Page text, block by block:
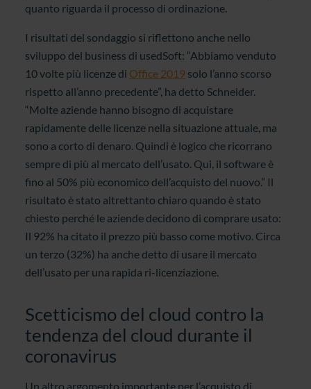
quanto riguarda il processo di ordinazione.
I risultati del sondaggio si riflettono anche nello
sviluppo del business di usedSoft: “Abbiamo venduto
10 volte più licenze di Office 2019 solo l’anno scorso
rispetto all’anno precedente”, ha detto Schneider.
“Molte aziende hanno bisogno di acquistare
rapidamente delle licenze nella situazione attuale, ma
sono a corto di denaro. Quindi è logico che ricorrano
sempre di più al mercato dell’usato. Qui, il software è
fino al 50% più economico dell’acquisto del nuovo.” Il
risultato è stato altrettanto chiaro quando è stato
chiesto perché le aziende decidono di comprare usato:
Il 92% ha citato il prezzo più basso come motivo. Circa
un terzo (32%) ha anche detto di usare il mercato
dell’usato per una rapida ri-licenziazione.
Scetticismo del cloud contro la
tendenza del cloud durante il
coronavirus
Un altro argomento importante per l’acquisto di